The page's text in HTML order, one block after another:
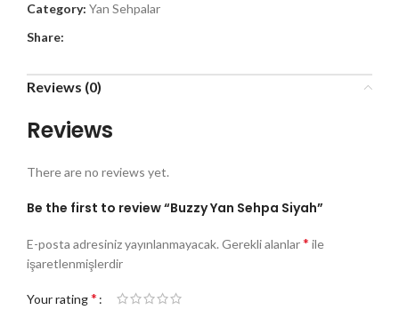
Category: Yan Sehpalar
Share:
Reviews (0)
Reviews
There are no reviews yet.
Be the first to review “Buzzy Yan Sehpa Siyah”
E-posta adresiniz yayınlanmayacak. Gerekli alanlar* ile
işaretlenmişlerdir
Your rating*